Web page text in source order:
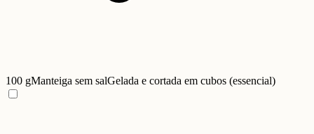
100 gManteiga sem salGelada e cortada em cubos (essencial)